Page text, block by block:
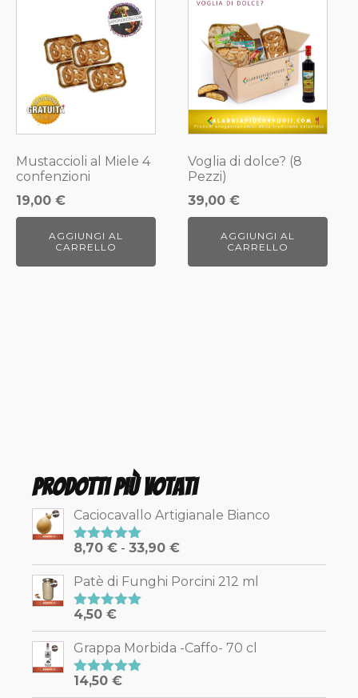
Mustaccioli al Miele 4
confenzioni
19,00 €
AGGIUNGI AL
CARRELLO
Voglia di dolce? (8
Pezzi)
39,00€
AGGIUNGI AL
CARRELLO
Prodotti più votati
Caciocavallo Artigianale Bianco
Valutato
5.00su 5
8,70 € - 33,90 €Fascia
di
prezzo:
8,70 €
a
Patè di Funghi Porcini 212 ml
Valutato
5.00su 5
4,50 €
Grappa Morbida -Caffo- 70 cl
Valutato
14,50 €